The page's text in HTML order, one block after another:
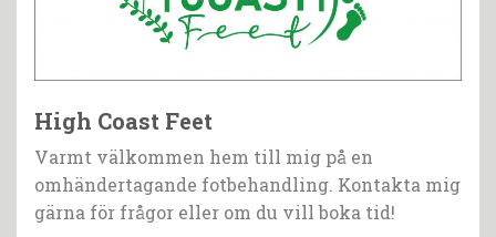
High Coast Feet
Varmt välkommen hem till mig på en
omhändertagande fotbehandling. Kontakta mig
gärna för frågor eller om du vill boka tid!